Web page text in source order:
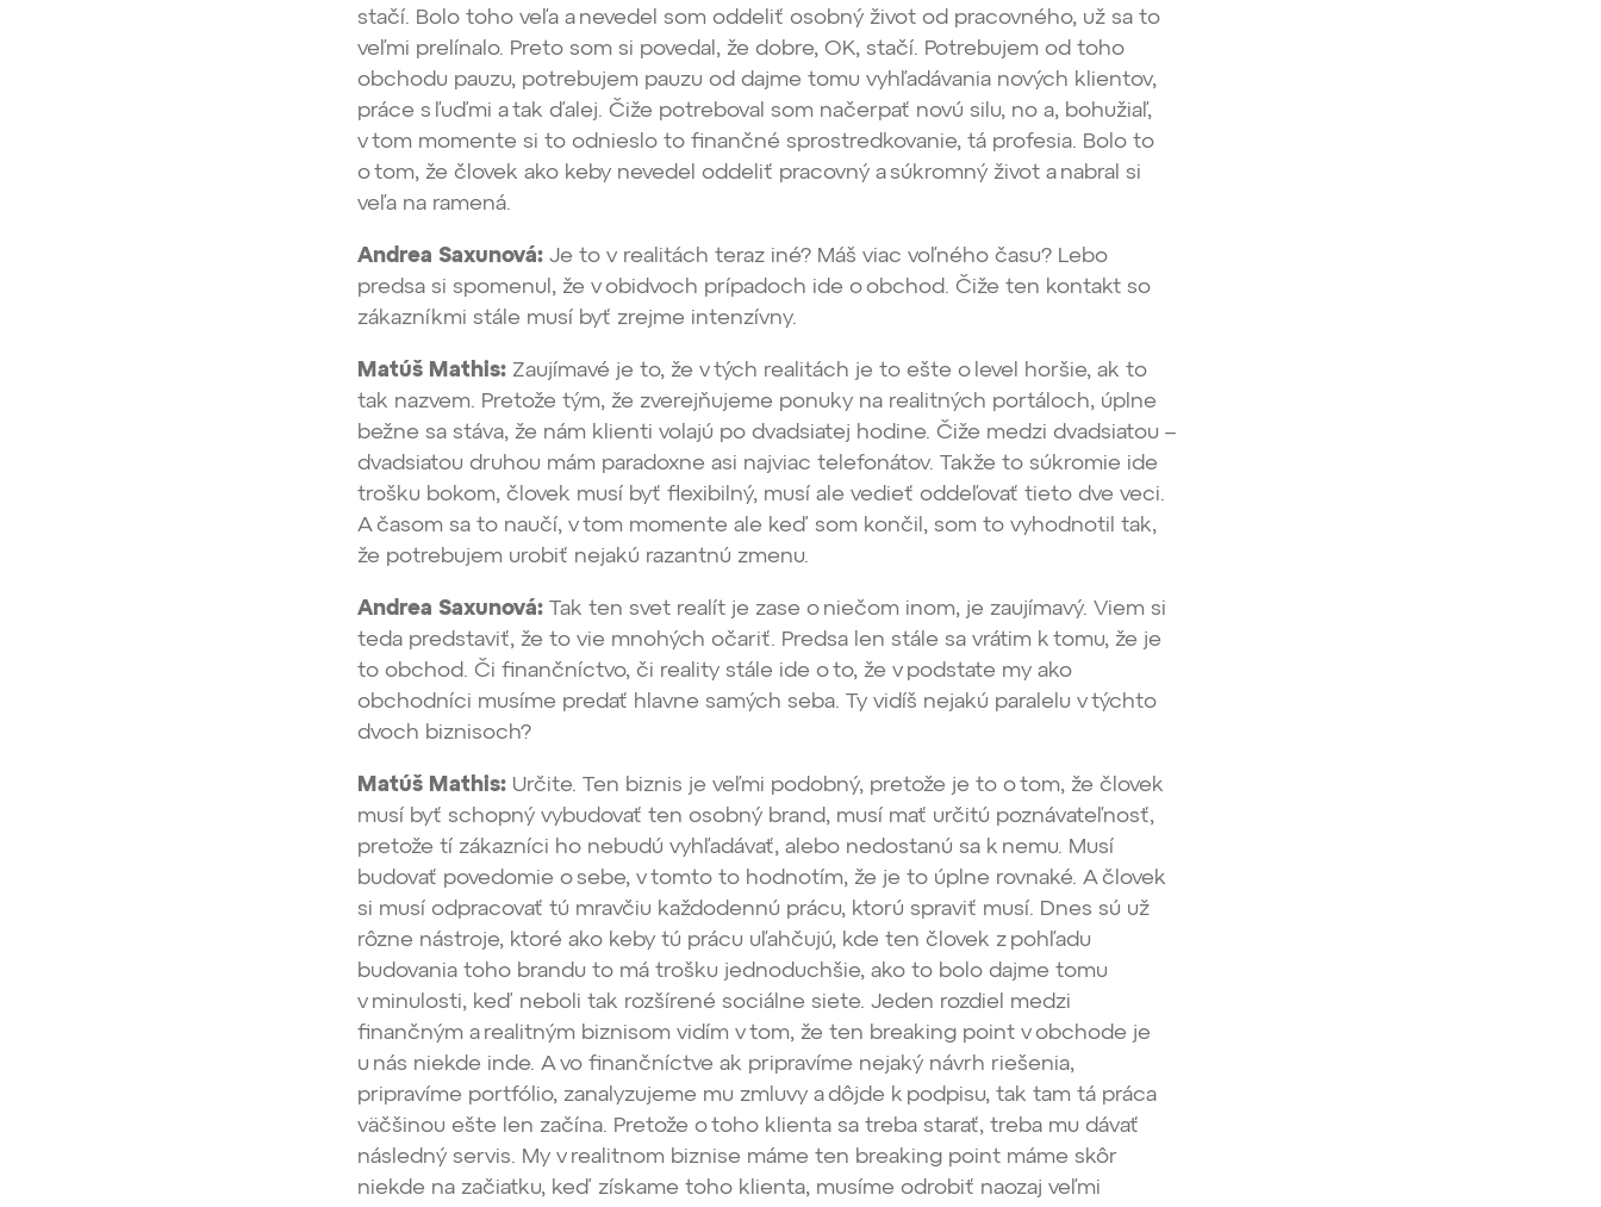
stačí. Bolo toho veľa a nevedel som oddeliť osobný život od pracovného, už sa to
veľmi prelínalo. Preto som si povedal, že dobre, OK, stačí. Potrebujem od toho
obchodu pauzu, potrebujem pauzu od dajme tomu vyhľadávania nových klientov,
práce s ľuďmi a tak ďalej. Čiže potreboval som načerpať novú silu, no a, bohužiaľ,
v tom momente si to odnieslo to finančné sprostredkovanie, tá profesia. Bolo to
o tom, že človek ako keby nevedel oddeliť pracovný a súkromný život a nabral si
veľa na ramená.
Andrea Saxunová:Je to v realitách teraz iné? Máš viac voľného času? Lebo
predsa si spomenul, že v obidvoch prípadoch ide o obchod. Čiže ten kontakt so
zákazníkmi stále musí byť zrejme intenzívny.
Matúš Mathis:Zaujímavé je to, že v tých realitách je to ešte o level horšie, ak to
tak nazvem. Pretože tým, že zverejňujeme ponuky na realitných portáloch, úplne
bežne sa stáva, že nám klienti volajú po dvadsiatej hodine. Čiže medzi dvadsiatou –
dvadsiatou druhou mám paradoxne asi najviac telefonátov. Takže to súkromie ide
trošku bokom, človek musí byť flexibilný, musí ale vedieť oddeľovať tieto dve veci.
A časom sa to naučí, v tom momente ale keď som končil, som to vyhodnotil tak,
že potrebujem urobiť nejakú razantnú zmenu.
Andrea Saxunová:Tak ten svet realít je zase o niečom inom, je zaujímavý. Viem si
teda predstaviť, že to vie mnohých očariť. Predsa len stále sa vrátim k tomu, že je
to obchod. Či finančníctvo, či reality stále ide o to, že v podstate my ako
obchodníci musíme predať hlavne samých seba. Ty vidíš nejakú paralelu v týchto
dvoch biznisoch?
Matúš Mathis:Určite. Ten biznis je veľmi podobný, pretože je to o tom, že človek
musí byť schopný vybudovať ten osobný brand, musí mať určitú poznávateľnosť,
pretože tí zákazníci ho nebudú vyhľadávať, alebo nedostanú sa k nemu. Musí
budovať povedomie o sebe, v tomto to hodnotím, že je to úplne rovnaké. A človek
si musí odpracovať tú mravčiu každodennú prácu, ktorú spraviť musí. Dnes sú už
rôzne nástroje, ktoré ako keby tú prácu uľahčujú, kde ten človek z pohľadu
budovania toho brandu to má trošku jednoduchšie, ako to bolo dajme tomu
v minulosti, keď neboli tak rozšírené sociálne siete. Jeden rozdiel medzi
finančným a realitným biznisom vidím v tom, že ten breaking point v obchode je
u nás niekde inde. A vo finančníctve ak pripravíme nejaký návrh riešenia,
pripravíme portfólio, zanalyzujeme mu zmluvy a dôjde k podpisu, tak tam tá práca
väčšinou ešte len začína. Pretože o toho klienta sa treba starať, treba mu dávať
následný servis. My v realitnom biznise máme ten breaking point máme skôr
niekde na začiatku, keď získame toho klienta, musíme odrobiť naozaj veľmi